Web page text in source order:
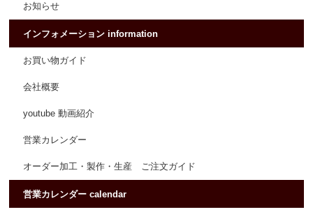
お知らせ
インフォメーション information
お買い物ガイド
会社概要
youtube 動画紹介
営業カレンダー
オーダー加工・製作・生産 ご注文ガイド
営業カレンダー calendar